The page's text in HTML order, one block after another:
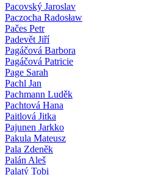
Pacovský Jaroslav
Paczocha Radosław
Pačes Petr
Padevět Jiří
Pagáčová Barbora
Pagáčová Patricie
Page Sarah
Pachl Jan
Pachmann Luděk
Pachtová Hana
Paitlová Jitka
Pajunen Jarkko
Pakula Mateusz
Pala Zdeněk
Palán Aleš
Palatý Tobi